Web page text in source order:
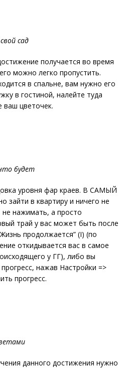
сад
получается во время
можно легко пропустить.
в спальне, вам нужно его
в гостиной, налейте туда
ваш цветочек.
будет
уровня фар краев. В САМЫЙ
зайти в квартиру и ничего не
не нажимать, а просто
трай у вас может быть после
продолжается” (I) (по
откидывается вас в самое
у ГГ), либо вы
нажав Настройки =>
прогресс.
данного достижения нужно